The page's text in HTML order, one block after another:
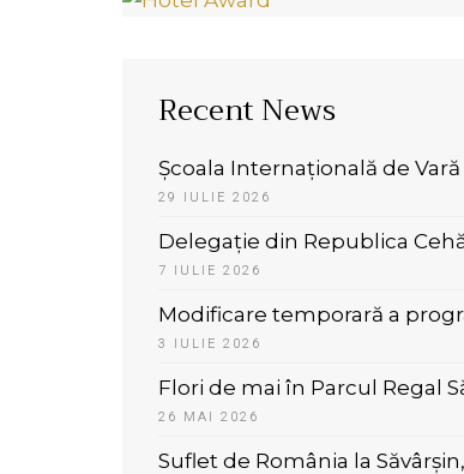
Recent News
Școala Internațională de
29 IULIE 2026
Delegație din Republica
7 IULIE 2026
Modificare temporară a
3 IULIE 2026
Flori de mai în Parcul Regal
26 MAI 2026
Suflet de România la